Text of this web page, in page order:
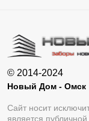
© 2014-2024
Новый Дом - Омск
Сайт носит
является